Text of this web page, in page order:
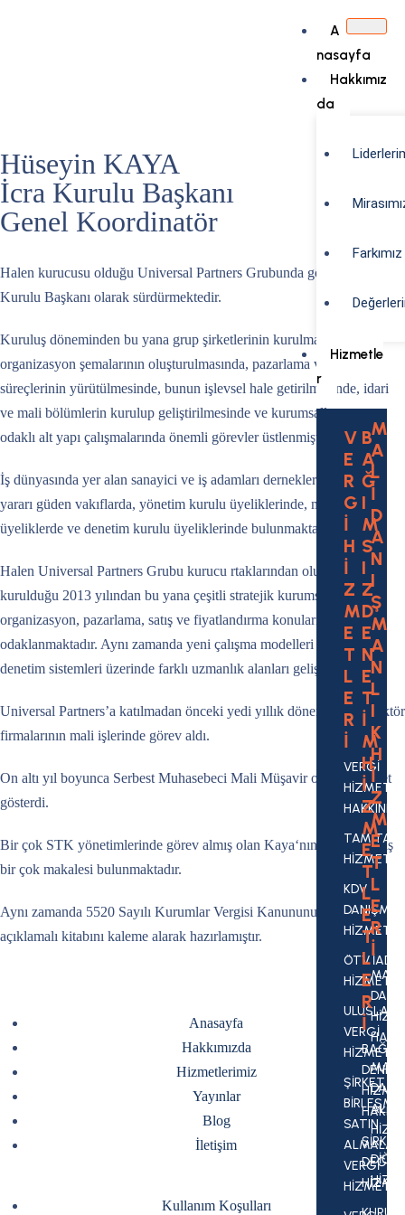
A
Nasayfa
Hakkımız
Da
Farkımız
Hizmetle
R
V
E
R
G
İ
H
İ
Z
M
E
T
L
E
R
İ
VERGİ
HAKKINDA
TAM
KDV
ÖTV İADE
VERGİ
ŞİRKET
BİRLEŞME
SATIN
ALMALARI
VERGİ
B
A
Ğ
I
M
S
I
Z
D
E
N
E
T
İ
M
H
İ
Z
M
E
T
L
E
T
L
E
R
İ
ŞİRKET
M
A
L
İ
D
A
N
I
Ş
M
A
N
L
I
K
H
İ
Z
M
E
T
L
E
R
İ
MALİ
MALİ
DİĞER
Hüseyin KAYA
İcra Kurulu Başkanı
Genel Koordinatör
Halen kurucusu olduğu Universal Partners Grubunda görevini İcra
Kurulu Başkanı olarak sürdürmektedir.
Kuruluş döneminden bu yana grup şirketlerinin kurulmasında,
organizasyon şemalarının oluşturulmasında, pazarlama ve satış
süreçlerinin yürütülmesinde, bunun işlevsel hale getirilmesinde, idari
ve mali bölümlerin kurulup geliştirilmesinde ve kurumsallaşmaya
odaklı alt yapı çalışmalarında önemli görevler üstlenmiştir.
İş dünyasında yer alan sanayici ve iş adamları dernekleri ve kamu
yararı güden vakıflarda, yönetim kurulu üyeliklerinde, muhasip
üyeliklerde ve denetim kurulu üyeliklerinde bulunmaktadır.
Halen Universal Partners Grubu kurucu rtaklarından olup, grubun
kurulduğu 2013 yılından bu yana çeşitli stratejik kurumsal gelişim,
organizasyon, pazarlama, satış ve fiyatlandırma konularına
odaklanmaktadır. Aynı zamanda yeni çalışma modelleri ve değişen
denetim sistemleri üzerinde farklı uzmanlık alanları geliştirmektedir.
Universal Partners’a katılmadan önceki yedi yıllık dönemde özel sektör
firmalarının mali işlerinde görev aldı.
On altı yıl boyunca Serbest Muhasebeci Mali Müşavir olarak faaliyet
gösterdi.
Bir çok STK yönetimlerinde görev almış olan Kaya‘nın, yayınlanmış
bir çok makalesi bulunmaktadır.
Aynı zamanda 5520 Sayılı Kurumlar Vergisi Kanununun yorum
açıklamalı kitabını kaleme alarak hazırlamıştır.
Anasayfa
Hakkımızda
Hizmetlerimiz
Yayınlar
Blog
İletişim
Kullanım Koşulları